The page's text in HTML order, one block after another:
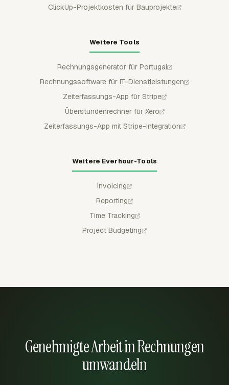
ClickUp-Projektkosten für Bauprojekte
Weitere Tools
Rechnungsgenerator für Portugal
Rechnungssoftware für IT-Dienstleistungen
Zeiterfassungs-App für Stripe
Überstundenrechner für Xero
Zeiterfassungs-App mit Stripe-Integration
Weitere Everhour-Tools
Invoicing
Reporting
Time Tracking
Project Budgeting
Genehmigte Arbeit in Rechnungen
umwandeln